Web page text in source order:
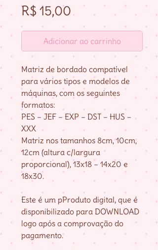
R$ 15,00Preço
Adicionar ao carrinho
Matriz de bordado compatível
para vários tipos e modelos de
máquinas, com os seguintes
formatos:
PES – JEF – EXP – DST – HUS –
XXX
Matriz nos tamanhos 8cm, 10cm,
12cm (altura c/largura
proporcional), 13x18 – 14x20 e
18x30.
Este é um pProduto digital, que é
disponibilizado para DOWNLOAD
logo após a comprovação do
pagamento.